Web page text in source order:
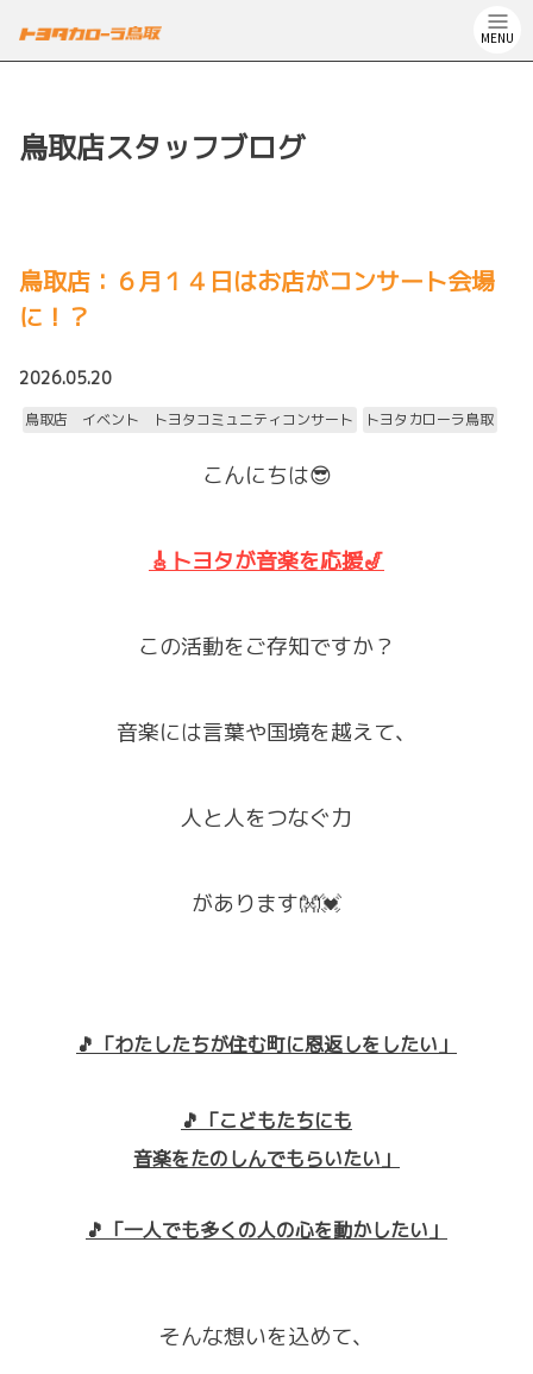
MENU
鳥取店スタッフブログ
鳥取店：６月１４日はお店がコンサート会場
に！？
2026.05.20
鳥取店 イベント トヨタコミュニティコンサート トヨタカローラ鳥取
こんにちは😎
🎸トヨタが音楽を応援🎷
この活動をご存知ですか？
音楽には言葉や国境を越えて、
人と人をつなぐ力
があります👐💓
🎵「わたしたちが住む町に恩返しをしたい」
🎵「こどもたちにも
音楽をたのしんでもらいたい」
🎵「一人でも多くの人の心を動かしたい」
そんな想いを込めて、